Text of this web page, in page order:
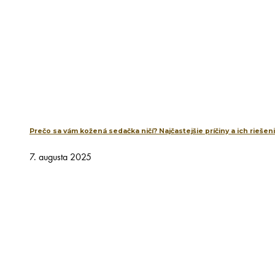
Prečo sa vám kožená sedačka ničí? Najčastejšie príčiny a ich
7. augusta 2025